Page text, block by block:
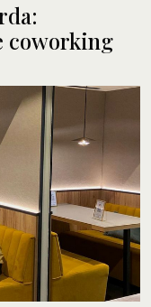
coworking